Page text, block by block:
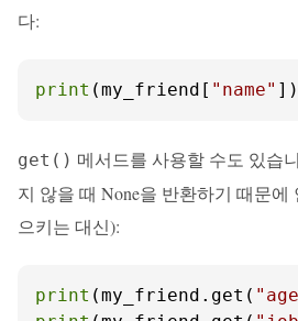
다:
print (my_friend[ "name"
get() 메서드를 사용할 수도 있습
지 않을 때 None을 반환하기 때문에
으키는 대신):
print (my_friend.get(